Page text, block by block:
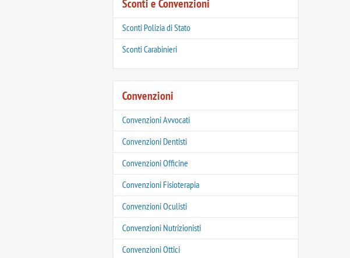
Sconti e Convenzioni
Sconti Polizia di Stato
‎Sconti Carabinieri
Convenzioni
Convenzioni Avvocati
Convenzioni Dentisti
Convenzioni Officine
Convenzioni Fisioterapia
Convenzioni Oculisti
Convenzioni Nutrizionisti
Convenzioni Ottici